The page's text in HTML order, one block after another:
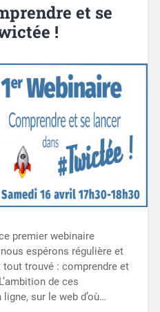
et se
!
premier webinaire
espérons régulière et
trouvé : comprendre et
de ces
sur le web d’où…